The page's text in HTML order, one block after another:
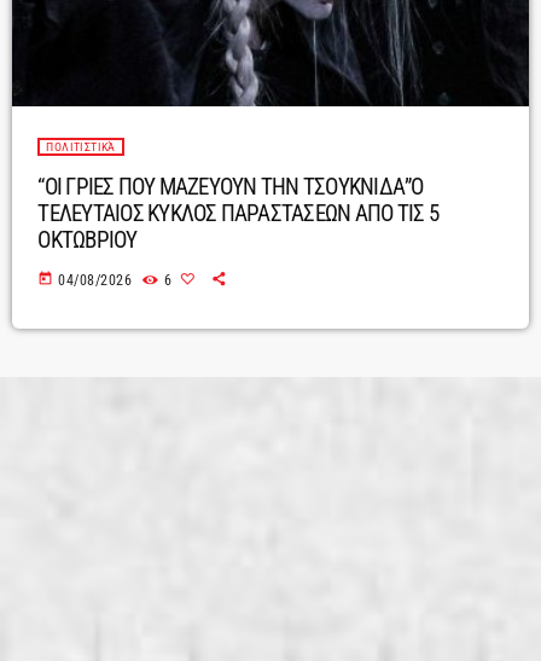
ΠΟΛΙΤΙΣΤΙΚΆ
“ΟΙ ΓΡΙΕΣ ΠΟΥ ΜΑΖΕΥΟΥΝ ΤΗΝ ΤΣΟΥΚΝΙΔΑ”Ο
ΤΕΛΕΥΤΑΙΟΣ ΚΥΚΛΟΣ ΠΑΡΑΣΤΑΣΕΩΝ ΑΠΟ ΤΙΣ 5
ΟΚΤΩΒΡΙΟΥ
today 04/08/2026 6